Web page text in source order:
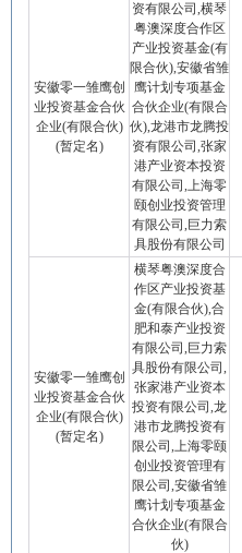
安徽零一雏鹰创
业投资基金合伙
企业(有限合伙)
(暂定名)
资有限公司,横琴
粤澳深度合作区
产业投资基金(有
限合伙),安徽省雏
鹰计划专项基金
合伙企业(有限合
伙),龙港市龙腾投
资有限公司,张家
港产业资本投资
有限公司,上海零
颐创业投资管理
有限公司,巨力索
具股份有限公司
安徽零一雏鹰创
业投资基金合伙
企业(有限合伙)
(暂定名)
横琴粤澳深度合
作区产业投资基
金(有限合伙),合
肥和泰产业投资
有限公司,巨力索
具股份有限公司,
张家港产业资本
投资有限公司,龙
港市龙腾投资有
限公司,上海零颐
创业投资管理有
限公司,安徽省雏
鹰计划专项基金
合伙企业(有限合
伙)